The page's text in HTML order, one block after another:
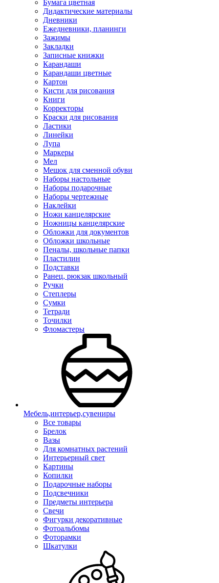
Бумага цветная
Дидактические материалы
Дневники
Ежедневники, планинги
Зажимы
Закладки
Записные книжки
Карандаши
Карандаши цветные
Картон
Кисти для рисования
Книги
Корректоры
Краски для рисования
Ластики
Линейки
Лупа
Маркеры
Мел
Мешок для сменной обуви
Наборы настольные
Наборы подарочные
Наборы чертежные
Наклейки
Ножи канцелярские
Ножницы канцелярские
Обложки для документов
Обложки школьные
Пеналы, школьные папки
Пластилин
Подставки
Ранец, рюкзак школьный
Ручки
Степлеры
Сумки
Тетради
Точилки
Фломастеры
Мебель,интерьер,сувениры
Все товары
Брелок
Вазы
Для комнатных растений
Интерьерный свет
Картины
Копилки
Подарочные наборы
Подсвечники
Предметы интерьера
Свечи
Фигурки декоративные
Фотоальбомы
Фоторамки
Шкатулки